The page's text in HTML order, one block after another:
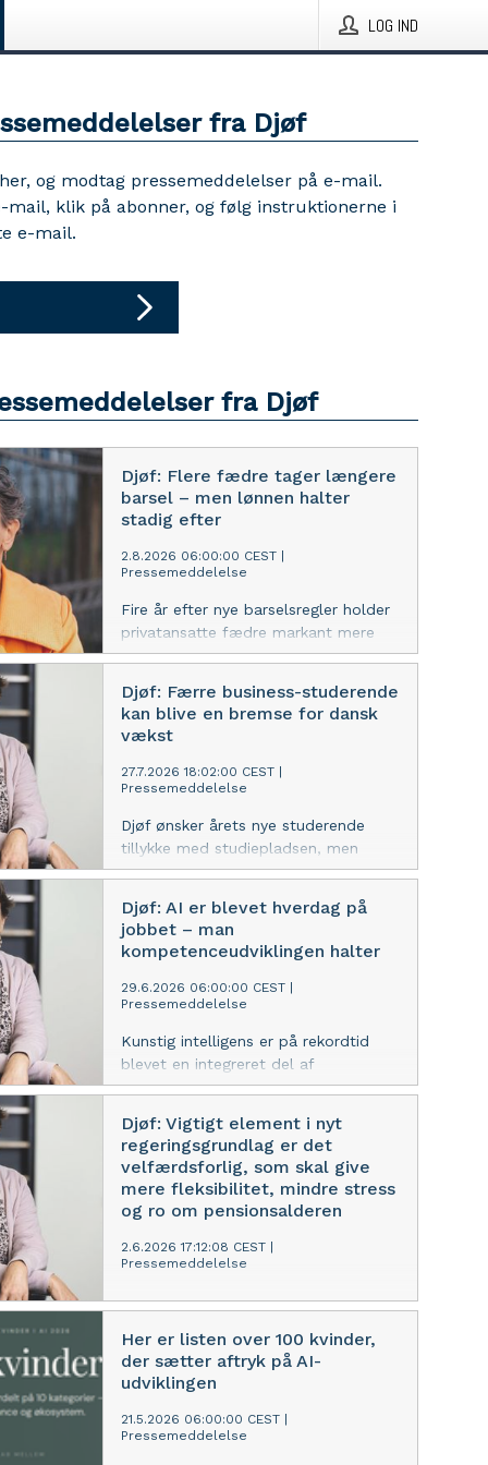
LOG IND
fra Djøf
og modtag pressemeddelelser på e-mail.
mail, klik på abonner, og følg instruktionerne i
e-mail.
fra Djøf
Djøf: Flere fædre tager længere
barsel – men lønnen halter
stadig efter
2.8.2026 06:00:00 CEST
Pressemeddelelse
Fire år efter nye barselsregler holder
privatansatte fædre markant mere
barsel. Men alt for mange kvinder og
løn, fordi de enten ikke har ret til løn
eller ikke har været ansat længe
nok. Det begrænser både
ligestillingen og mobiliteten på
arbejdsmarkedet, mener Djøf.
Djøf: Færre business-studerende
kan blive en bremse for dansk
vækst
27.7.2026 18:02:00 CEST
Pressemeddelelse
Djøf ønsker årets nye studerende
tillykke med studiepladsen, men
advarer samtidig mod det faldende
og erhvervsøkonomiske uddannelser.
Det risikerer at forværre manglen på
de kompetencer, som både
virksomheder og den offentlige
sektor får brug for i de kommende
Djøf: AI er blevet hverdag på
jobbet – man
kompetenceudviklingen halter
29.6.2026 06:00:00 CEST
Pressemeddelelse
Kunstig intelligens er på rekordtid
blevet en integreret del af
arbejdslivet. Men fire ud af ti har ikke
inden for AI. Djøf opfordrer derfor
både arbejdsgivere og regeringen til
at tage ansvar for, at medarbejdere
og ledere får de nødvendige
kompetencer til at bruge teknologien
ansvarligt.
Djøf: Vigtigt element i nyt
regeringsgrundlag er det
velfærdsforlig, som skal give
mere fleksibilitet, mindre stress
og ro om pensionsalderen
2.6.2026 17:12:08 CEST
Pressemeddelelse
Regeringens planer om et
mulighed for at skabe et mere
fleksibelt arbejdsliv og reducere
stress og sygefravær. Samtidig kan
færre administrative byrder styrke
virksomhedernes værdiskabelse og
Her er listen over 100 kvinder,
der sætter aftryk på AI-
udviklingen
21.5.2026 06:00:00 CEST
Pressemeddelelse